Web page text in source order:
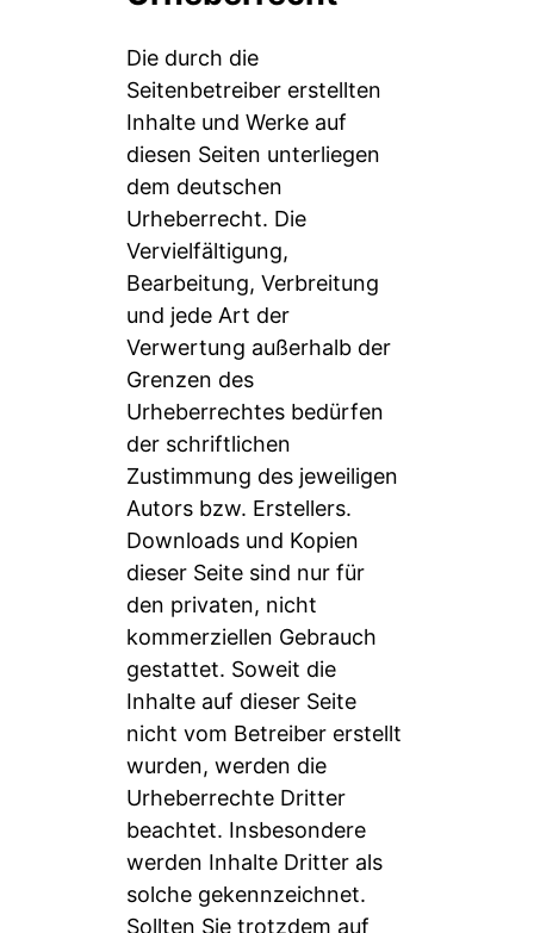
Die durch die
Seitenbetreiber erstellten
Inhalte und Werke auf
diesen Seiten unterliegen
dem deutschen
Urheberrecht. Die
Vervielfältigung,
Bearbeitung, Verbreitung
und jede Art der
Verwertung außerhalb der
Grenzen des
Urheberrechtes bedürfen
der schriftlichen
Zustimmung des jeweiligen
Autors bzw. Erstellers.
Downloads und Kopien
dieser Seite sind nur für
den privaten, nicht
kommerziellen Gebrauch
gestattet. Soweit die
Inhalte auf dieser Seite
nicht vom Betreiber erstellt
wurden, werden die
Urheberrechte Dritter
beachtet. Insbesondere
werden Inhalte Dritter als
solche gekennzeichnet.
Sollten Sie trotzdem auf